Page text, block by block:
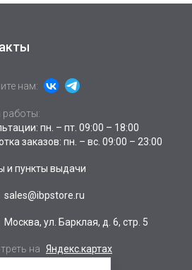
нам:
пн. – пт. 09:00 – 18:00
заказов: пн. – вс. 09:00 – 23:00
и пункты выдачи
sales@ibpstore.ru
Москва, ул. Барклая, д. 6, стр. 5
на Яндекс.картах